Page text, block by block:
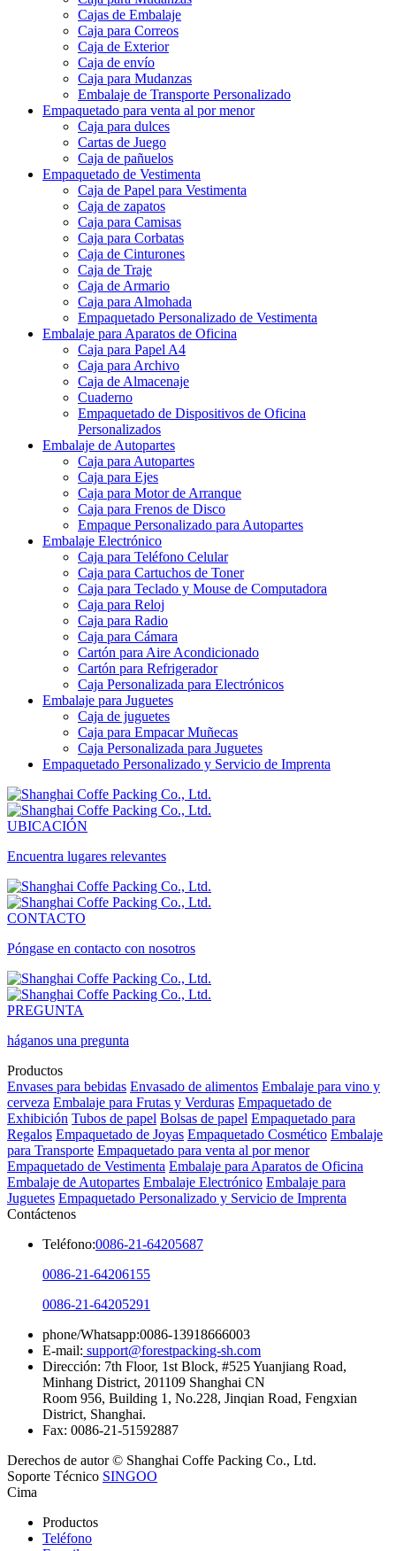
Cajas de Embalaje
Caja para Correos
Caja de Exterior
Caja de envío
Caja para Mudanzas
Embalaje de Transporte Personalizado
Empaquetado para venta al por menor
Caja para dulces
Cartas de Juego
Caja de pañuelos
Empaquetado de Vestimenta
Caja de Papel para Vestimenta
Caja de zapatos
Caja para Camisas
Caja para Corbatas
Caja de Cinturones
Caja de Traje
Caja de Armario
Caja para Almohada
Empaquetado Personalizado de Vestimenta
Embalaje para Aparatos de Oficina
Caja para Papel A4
Caja para Archivo
Caja de Almacenaje
Cuaderno
Empaquetado de Dispositivos de Oficina
Personalizados
Embalaje de Autopartes
Caja para Autopartes
Caja para Ejes
Caja para Motor de Arranque
Caja para Frenos de Disco
Empaque Personalizado para Autopartes
Embalaje Electrónico
Caja para Teléfono Celular
Caja para Cartuchos de Toner
Caja para Teclado y Mouse de Computadora
Caja para Reloj
Caja para Radio
Caja para Cámara
Cartón para Aire Acondicionado
Cartón para Refrigerador
Caja Personalizada para Electrónicos
Embalaje para Juguetes
Caja de juguetes
Caja para Empacar Muñecas
Caja Personalizada para Juguetes
Empaquetado Personalizado y Servicio de Imprenta
UBICACIÓN
Encuentra lugares relevantes
CONTACTO
Póngase en contacto con nosotros
PREGUNTA
háganos una pregunta
Productos
Envases para bebidas Envasado de alimentos Embalaje para vino y
cerveza Embalaje para Frutas y Verduras Empaquetado de
Exhibición Tubos de papel Bolsas de papel Empaquetado para
Regalos Empaquetado de Joyas Empaquetado Cosmético Embalaje
para Transporte Empaquetado para venta al por menor
Empaquetado de Vestimenta Embalaje para Aparatos de Oficina
Embalaje de Autopartes Embalaje Electrónico Embalaje para
Juguetes Empaquetado Personalizado y Servicio de Imprenta
Contáctenos
Teléfono:0086-21-64205687
0086-21-64206155
0086-21-64205291
phone/Whatsapp:0086-13918666003
E-mail: support@forestpacking-sh.com
Dirección: 7th Floor, 1st Block, #525 Yuanjiang Road,
Minhang District, 201109 Shanghai CN
Room 956, Building 1, No.228, Jinqian Road, Fengxian
District, Shanghai.
Fax: 0086-21-51592887
Derechos de autor © Shanghai Coffe Packing Co., Ltd.
Soporte Técnico SINGOO
Cima
Productos
Teléfono